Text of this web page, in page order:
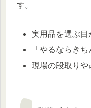
す。
実用品を選ぶ
「やるならき
現場の段取りや